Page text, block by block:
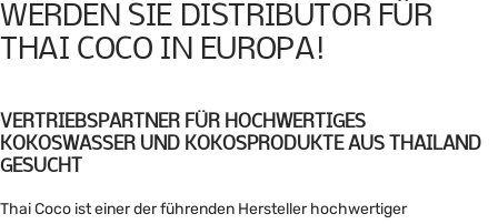
WERDEN SIE DISTRIBUTOR FÜR
THAI COCO IN EUROPA!
VERTRIEBSPARTNER FÜR HOCHWERTIGES
KOKOSWASSER UND KOKOSPRODUKTE AUS THAILAND
GESUCHT
Thai Coco ist einer der führenden Hersteller hochwertiger